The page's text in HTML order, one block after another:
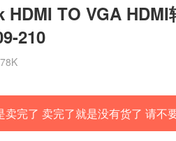
TO VGA HDMI
210
完了 卖完了就是没有货了 请不